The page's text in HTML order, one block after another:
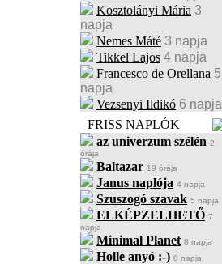
Kosztolányi Mária 3
napja
Nemes Máté 3 napja
Tikkel Lajos 4 napja
Francesco de Orellana 5
napja
Vezsenyi Ildikó 6 napja
FRISS NAPLÓK
az univerzum szélén 2
órája
Baltazar 19 órája
Janus naplója 4 napja
Szuszogó szavak 5 napja
ELKÉPZELHETŐ 7
napja
Minimal Planet 8 napja
Holle anyó :-) 8 napja